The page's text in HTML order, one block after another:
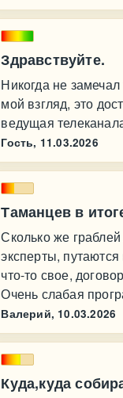
Здравствуйте.
Никогда не
мой взгляд, это
ведущая
Гость, 11.03.2026
Таманцев в
Сколько же
эксперты,
что-то свое,
Очень слабая
Валерий, 10.03.2026
Куда,куда